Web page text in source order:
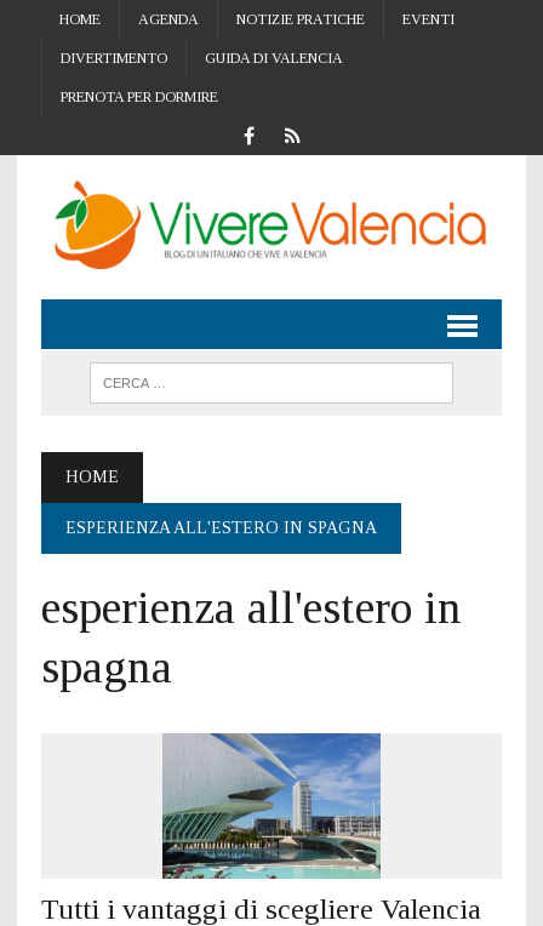
HOME AGENDA NOTIZIE PRATICHE EVENTI
DIVERTIMENTO GUIDA DI VALENCIA
PRENOTA PER DORMIRE
HOME
ESPERIENZA ALL'ESTERO IN SPAGNA
esperienza all'estero in
spagna
Tutti i vantaggi di scegliere Valencia